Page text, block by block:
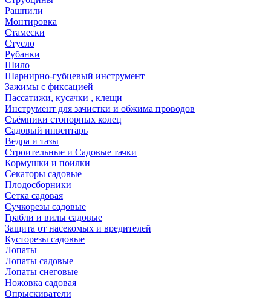
Рашпили
Монтировка
Стамески
Стусло
Рубанки
Шило
Шарнирно-губцевый инструмент
Зажимы с фиксацией
Пассатижи, кусачки , клещи
Инструмент для зачистки и обжима проводов
Съёмники стопорных колец
Садовый инвентарь
Ведра и тазы
Строительные и Садовые тачки
Кормушки и поилки
Секаторы садовые
Плодосборники
Сетка садовая
Сучкорезы садовые
Грабли и вилы садовые
Защита от насекомых и вредителей
Кусторезы садовые
Лопаты
Лопаты садовые
Лопаты снеговые
Ножовка садовая
Опрыскиватели